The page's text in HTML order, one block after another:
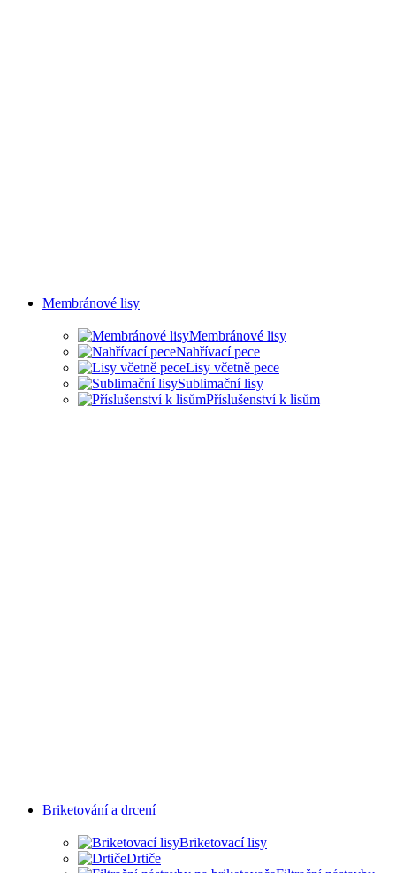
Membránové lisy
Membránové lisy
Nahřívací pece
Lisy včetně pece
Sublimační lisy
Příslušenství k lisům
Briketování a drcení
Briketovací lisy
Drtiče